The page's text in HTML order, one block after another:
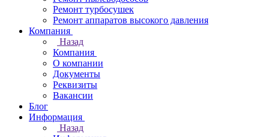
Ремонт турбосушек
Ремонт аппаратов высокого давления
Компания
Назад
Компания
О компании
Документы
Реквизиты
Вакансии
Блог
Информация
Назад